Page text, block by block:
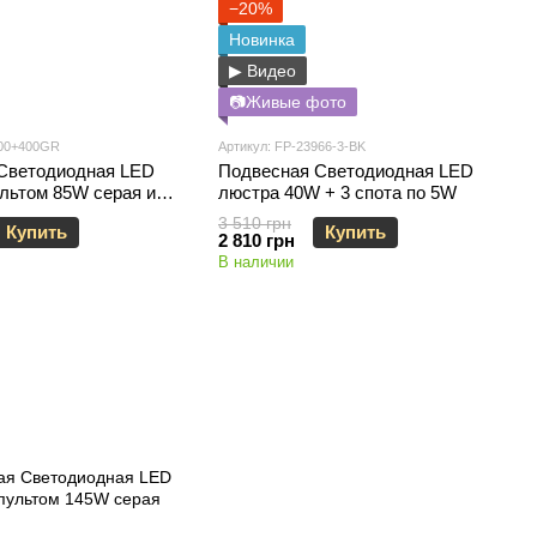
LED
85W серая или
Купить
−20%
Новинка
▶ Видео
📷Живые фото
Артикул: FP-23966-3-BK
Подвесная Светодиодная LED
люстра 40W + 3 спота по 5W
3 510 грн
2 810 грн Купить
В наличии